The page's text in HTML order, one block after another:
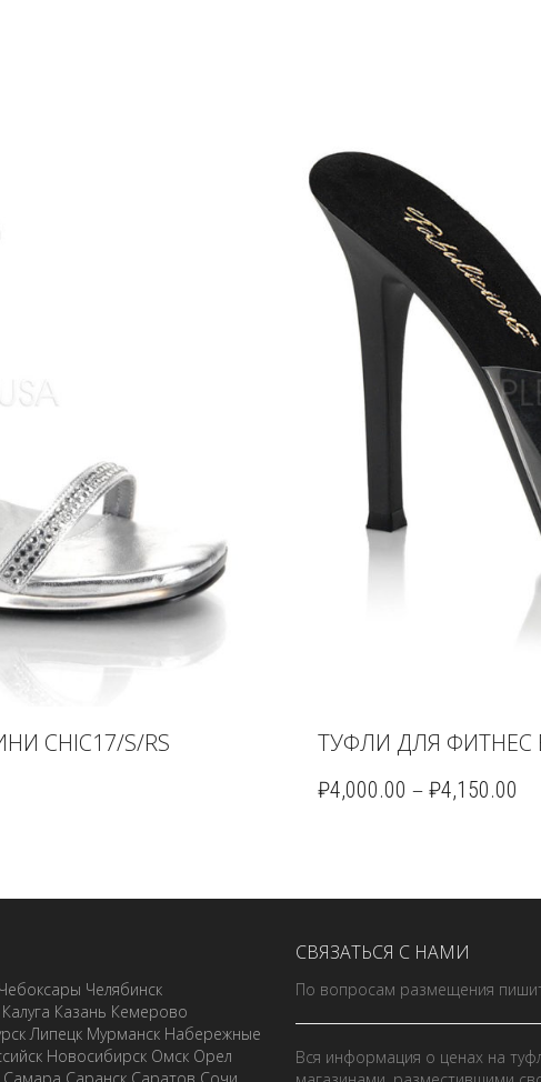
CHIC17/S/RS ТУФЛИ ДЛЯ ФИТНЕС
₽4,000.00 – ₽4,150.00
Чебоксары Челябинск
Калуга Казань Кемерово
Липецк Мурманск Набережные
Новосибирск Омск Орел
СВЯЗАТЬСЯ С НАМИ
По вопросам размещения
Вся информация о ценах на